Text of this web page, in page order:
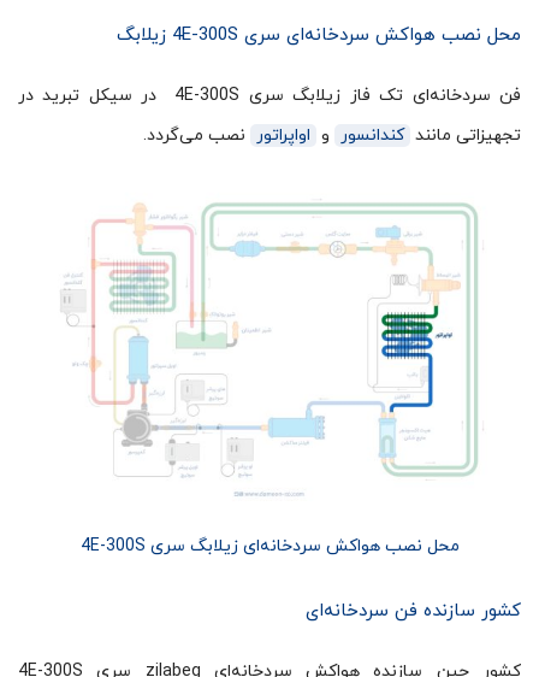
محل نصب هواکش سردخانه‌ای سری 4E-300S زیلابگ
فن سردخانه‌ای تک فاز زیلابگ سری 4E-300S در سیکل تبرید در
تجهیزاتی مانند کندانسور و اواپراتور نصب می‌گردد.
محل نصب هواکش سردخانه‌ای زیلابگ سری 4E-300S
کشور سازنده فن سردخانه‌ای
کشور چین سازنده هواکش سردخانه‌ای zilabeg سری 4E-300S